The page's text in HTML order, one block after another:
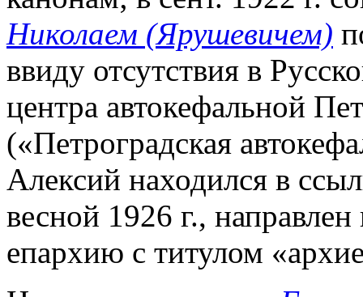
Николаем (Ярушевичем)
ввиду отсутствия в
центра автокефальной
(«Петроградская
Алексий находился в
весной 1926 г.,
епархию с титулом